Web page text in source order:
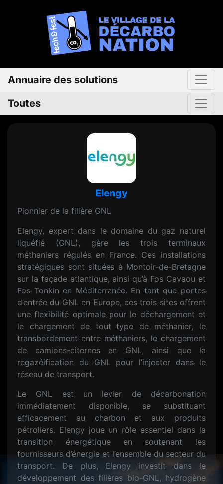
Annuaire des solutions
Toutes
Elengy
Pionnier de la filière GNL
Elengy, expert dans le domaine du gaz naturel
liquéfié (GNL), gère les trois terminaux
méthaniers régulés en France. Ces installations
stratégiques sont situées à Montoir-de-Bretagne
sur la façade atlantique, ainsi qu’à Fos Cavaou et
Fos Tonkin en Méditerranée. En tant que portes
d’entrée du GNL en Europe, ces trois sites offrent
une flexibilité optimale pour le déchargement et
le chargement de tout type de méthanier, le
transbordement entre méthaniers, le chargement
de camions-citernes en GNL, ainsi que la
regazéification du GNL pour l’injecter dans le
réseau de transport.
Le GNL est un levier de décarbonation
immédiatement disponible, se substituant
efficacement au charbon et aux produits
pétroliers. Elengy joue un rôle essentiel dans la
transition énergétique en soutenant les
fournisseurs d’énergie et l’ensemble du secteur du
transport. De plus, Elengy investit dans le
développement des filières bio-GNL, hydrogène